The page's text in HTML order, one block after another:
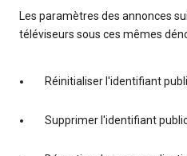
Les paramètres des annonces
téléviseurs sous ces mêmes
Réinitialiser l'identifiant
Supprimer l'identifiant